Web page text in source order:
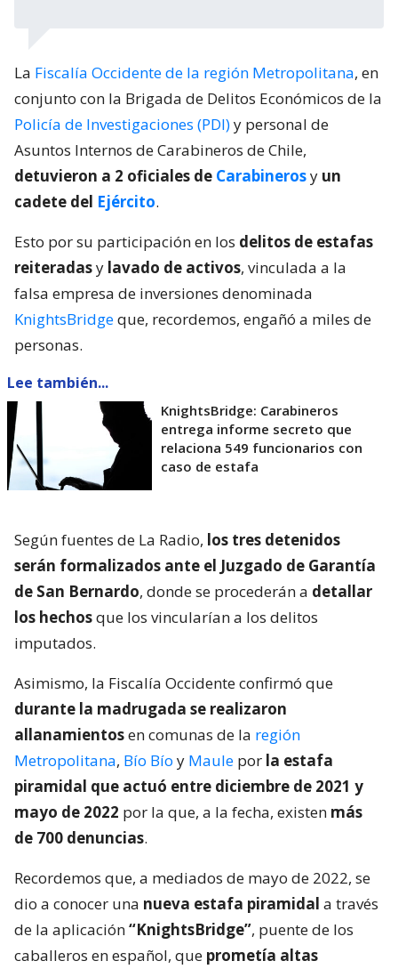
La Fiscalía Occidente de la región Metropolitana, en
conjunto con la Brigada de Delitos Económicos de la
Policía de Investigaciones (PDI)y personal de
Asuntos Internos de Carabineros de Chile,
detuvieron a 2 oficiales de Carabinerosy un
cadete del Ejército.
Esto por su participación en los delitos de estafas
reiteradasy lavado de activos, vinculada a la
falsa empresa de inversiones denominada
KnightsBridgeque, recordemos, engañó a miles de
personas.
Lee también...
KnightsBridge: Carabineros
entrega informe secreto que
relaciona 549 funcionarios con
caso de estafa
Según fuentes de La Radio, los tres detenidos
serán formalizados ante el Juzgado de Garantía
de San Bernardo, donde se procederán a detallar
los hechosque los vincularían a los delitos
imputados.
Asimismo, la Fiscalía Occidente confirmó que
durante la madrugada se realizaron
allanamientosen comunas de la región
Metropolitana, Bío Bío y Maule por la estafa
piramidal que actuó entre diciembre de 2021 y
mayo de 2022 por la que, a la fecha, existen más
de 700 denuncias.
Recordemos que, a mediados de mayo de 2022, se
dio a conocer una nueva estafa piramidal a través
de la aplicación“KnightsBridge”, puente de los
caballeros en español, que prometía altas